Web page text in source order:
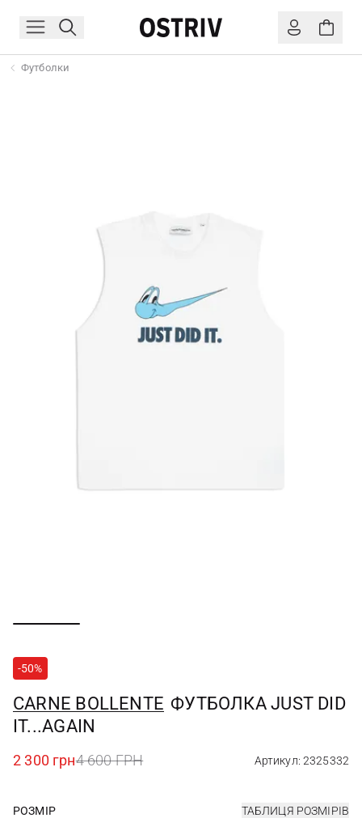
Футболки
-50%
CARNE BOLLENTE ФУТБОЛКА JUST DID
IT...AGAIN
2 300 грн4 600 ГРН Артикул: 2325332
РОЗМІР ТАБЛИЦЯ РОЗМІРІВ